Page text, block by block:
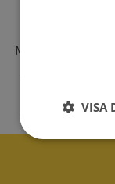
Syna har
Myndigheten för
som bl. a.
VISA